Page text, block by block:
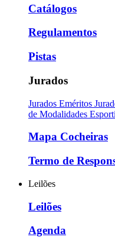
Catálogos
Regulamentos
Pistas
Jurados
Jurados Eméritos
de Modalidades
Mapa Cocheiras
Termo de
Leilões
Leilões
Agenda